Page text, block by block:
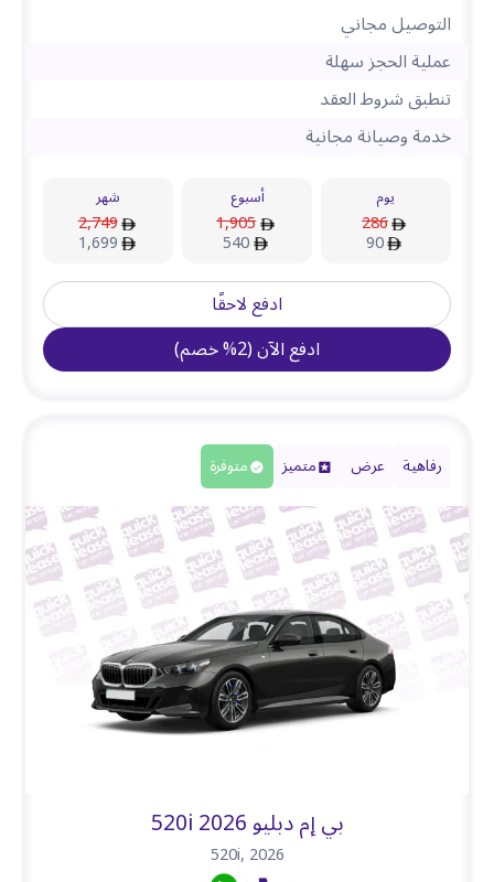
التوصيل مجاني
عملية الحجز سهلة
تنطبق شروط العقد
خدمة وصيانة مجانية
يوم
286
90
أسبوع
1,905
540
شهر
2,749
1,699
ادفع لاحقًا
ادفع الآن(
2
%خصم)
رفاهية عرض متميز متوفرة
بي إم دبليو 520i 2026
520i,2026